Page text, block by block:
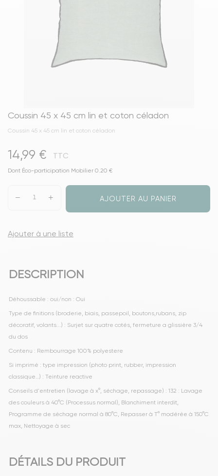
Coussin 45 x 45 cm lin et coton céladon
Coussin 45 x 45 cm lin et coton céladon
14,99 € TTC
Dont Éco-participation Mobilier 0.20 €
AJOUTER AU PANIER
Ajouter à une liste
DESCRIPTION
Déhoussable : oui/non : Oui
Type de finitions (broderie, biais, passepoil, boutons,rubans, zip
décoratif, volants...) : Surjet sur quatre cotés, fermeture a glissière 3/4
du dos
Contenu : Rembourrage 100% polyestere
Si imprimé : type impression (photo print, rubber, impression
classique…) : Teinture reactive
Conseils d'entretien (lavage à x°, séchage, repassage) : 132 : Lavage
des couleurs à 40°C (Processus normal), Blanchiment interdit,
Programme de séchage normal à 80°C, Repasser à T° modérée à 150°C
max, Nettoyage à sec
DÉTAILS DU PRODUIT